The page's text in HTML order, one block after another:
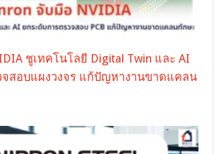
ชูเทคโนโลยี Digital Twin และ AI
จสอบแผงวงจร แก้ปัญหางานขาดแคลน